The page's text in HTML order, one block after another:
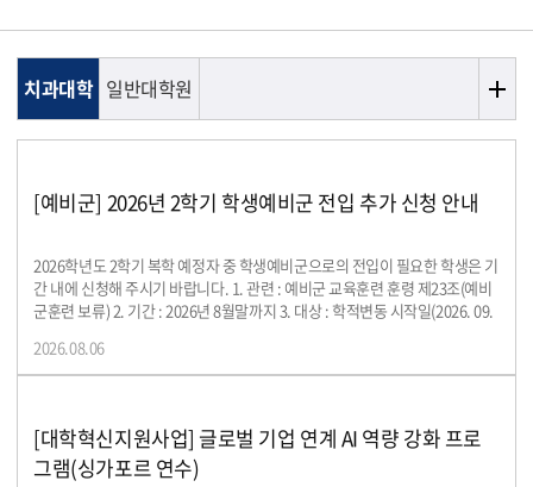
치과대학 일반대학원
[예비군] 2026년 2학기 학생예비군 전입 추가 신청 안내
2026학년도 2학기 복학 예정자 중 학생예비군으로의 전입이 필요한 학생은 기
간 내에 신청해 주시기 바랍니다. 1. 관련 : 예비군 교육훈련 훈령 제23조(예비
군훈련 보류) 2. 기간 : 2026년 8월말까지 3. 대상 : 학적변동 시작일(2026. 09.
https://forms.gle/zxNW8beX1vqBQJEL6
2026.08.06
[대학혁신지원사업] 글로벌 기업 연계 AI 역량 강화 프로
그램(싱가포르 연수)